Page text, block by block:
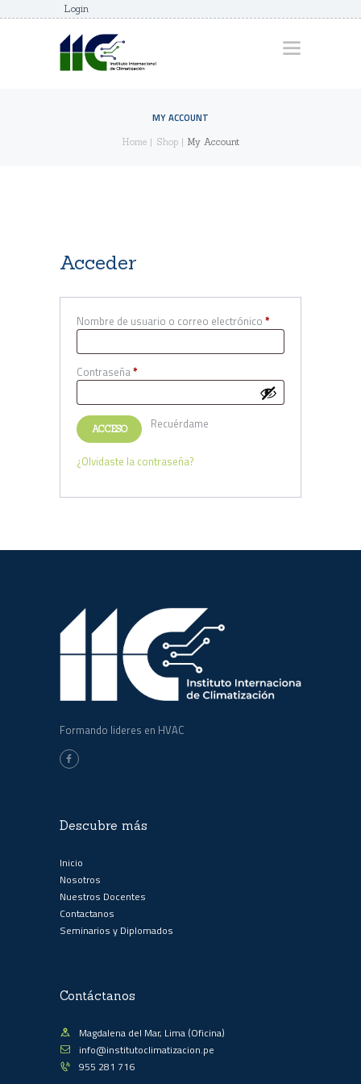
Login
MY ACCOUNT
Home Shop My Account
INICIO
SEMINARIOS Y
DIPLOMADOS
Acceder
Nombre de usuario o correo electrónico *
Contraseña*
Recuérdame
ACCESO
¿Olvidaste la contraseña?
Formando lideres en HVAC
Descubre más
Inicio
Nosotros
Nuestros Docentes
Contactanos
Seminarios y Diplomados
Contáctanos
Magdalena del Mar, Lima (Oficina)
info@institutoclimatizacion.pe
955 281 716